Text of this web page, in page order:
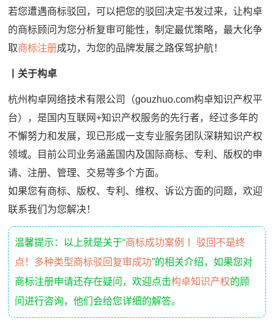
若您遭遇商标驳回，可以把您的驳回决定书发过来，让构卓
的商标顾问为您分析复审可能性，制定最优策略，最大化争
取商标注册成功，为您的品牌发展之路保驾护航！
关于构卓
杭州构卓网络技术有限公司（gouzhuo.com构卓知识产权平
台），是国内互联网+知识产权服务的先行者，经过多年的
不懈努力和发展，现已形成一支专业服务团队深耕知识产权
领域。目前公司业务涵盖国内及国际商标、专利、版权的申
请、注册、管理、交易等多个方面。
如果您有商标、版权、专利、维权、诉讼方面的问题，欢迎
联系我们为您解决！
温馨提示：以上就是关于“商标成功案例丨 驳回不是终
点！多种类型商标驳回复审成功”的相关介绍，如果您对
商标注册申请还存在疑问，欢迎点击构卓知识产权的顾
问进行咨询，他们会给您详细的解答。